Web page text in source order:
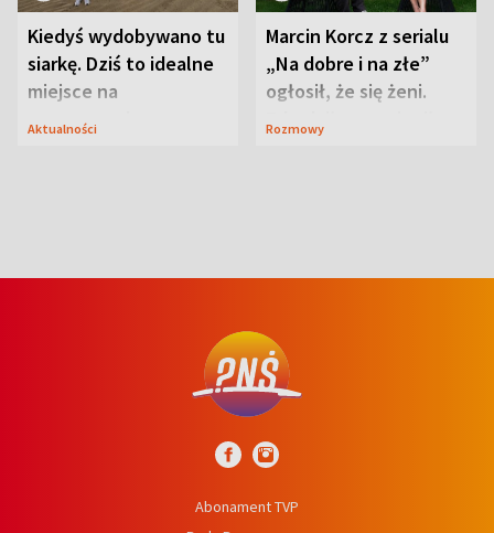
Kiedyś wydobywano tu
siarkę. Dziś to idealne
miejsce na
wypoczynek
Aktualności
Marcin Korcz z serialu
„Na dobre i na złe”
ogłosił, że się żeni.
Zdradził, co zmienił
Rozmowy
Abonament TVP